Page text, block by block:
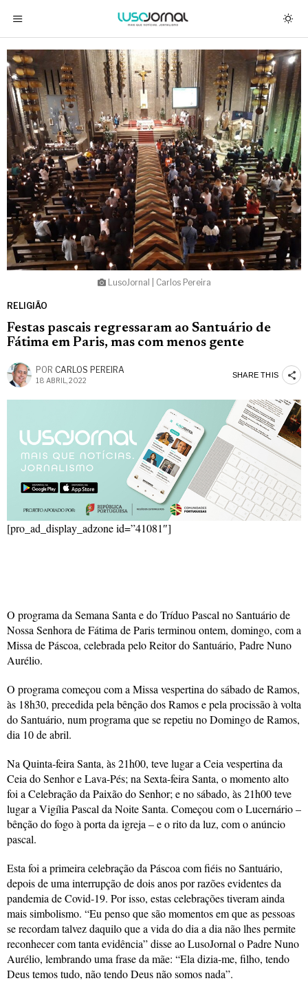
LusoJornal | Carlos Pereira
RELIGIÃO
Festas pascais regressaram ao Santuário de
Fátima em Paris, mas com menos gente
POR CARLOS PEREIRA
18 ABRIL, 2022
SHARE THIS
[pro_ad_display_adzone id=”41081″]
O programa da Semana Santa e do Tríduo Pascal no Santuário de
Nossa Senhora de Fátima de Paris terminou ontem, domingo, com a
Missa de Páscoa, celebrada pelo Reitor do Santuário, Padre Nuno
Aurélio.
O programa começou com a Missa vespertina do sábado de Ramos,
às 18h30, precedida pela bênção dos Ramos e pela procissão à volta
do Santuário, num programa que se repetiu no Domingo de Ramos,
dia 10 de abril.
Na Quinta-feira Santa, às 21h00, teve lugar a Ceia vespertina da
Ceia do Senhor e Lava-Pés; na Sexta-feira Santa, o momento alto
foi a Celebração da Paixão do Senhor; e no sábado, às 21h00 teve
lugar a Vigília Pascal da Noite Santa. Começou com o Lucernário –
bênção do fogo à porta da igreja – e o rito da luz, com o anúncio
pascal.
Esta foi a primeira celebração da Páscoa com fiéis no Santuário,
depois de uma interrupção de dois anos por razões evidentes da
pandemia de Covid-19. Por isso, estas celebrações tiveram ainda
mais simbolismo. “Eu penso que são momentos em que as pessoas
se recordam talvez daquilo que a vida do dia a dia não lhes permite
reconhecer com tanta evidência” disse ao LusoJornal o Padre Nuno
Aurélio, lembrando uma frase da mãe: “Ela dizia-me, filho, tendo
Deus temos tudo, não tendo Deus não somos nada”.